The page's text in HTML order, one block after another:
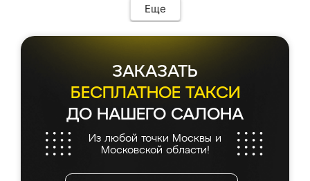
Еще
ЗАКАЗАТЬ
БЕСПЛАТНОЕ ТАКСИ
ДО НАШЕГО САЛОНА
Из любой точки Москвы и
Московской области!